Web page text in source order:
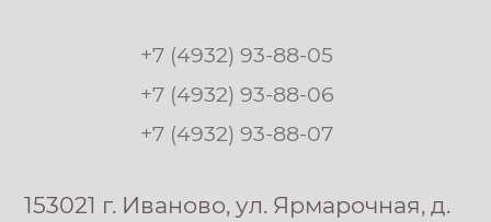
+7 (4932) 93-88-05
+7 (4932) 93-88-06
+7 (4932) 93-88-07
153021 г. Иваново, ул. Ярмарочная, д.